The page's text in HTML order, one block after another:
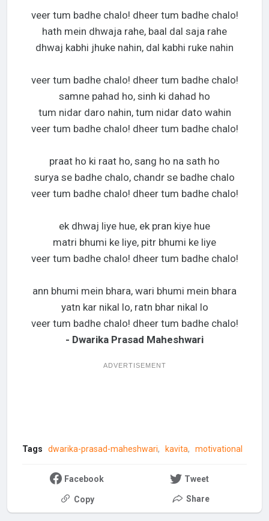
veer tum badhe chalo! dheer tum badhe chalo!
hath mein dhwaja rahe, baal dal saja rahe
dhwaj kabhi jhuke nahin, dal kabhi ruke nahin
veer tum badhe chalo! dheer tum badhe chalo!
samne pahad ho, sinh ki dahad ho
tum nidar daro nahin, tum nidar dato wahin
veer tum badhe chalo! dheer tum badhe chalo!
praat ho ki raat ho, sang ho na sath ho
surya se badhe chalo, chandr se badhe chalo
veer tum badhe chalo! dheer tum badhe chalo!
ek dhwaj liye hue, ek pran kiye hue
matri bhumi ke liye, pitr bhumi ke liye
veer tum badhe chalo! dheer tum badhe chalo!
ann bhumi mein bhara, wari bhumi mein bhara
yatn kar nikal lo, ratn bhar nikal lo
veer tum badhe chalo! dheer tum badhe chalo!
- Dwarika Prasad Maheshwari
ADVERTISEMENT
Tags dwarika-prasad-maheshwari kavita motivational
Facebook Tweet
Copy Share